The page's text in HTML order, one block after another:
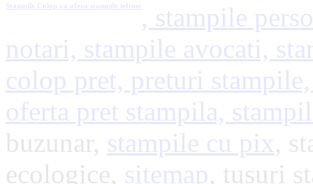
Stampile Colop va ofera stampile ieftine , stampile
notari, stampile avocati,
colop pret, preturi
oferta pret stampila,
buzunar, stampile cu pix,
ecologice, sitemap, tusuri